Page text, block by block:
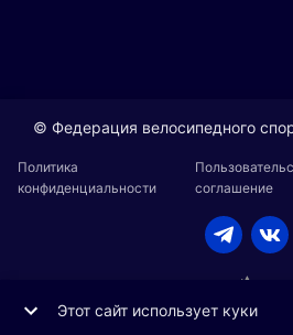
© Федерация велосипедного
Политика
конфиденциальности
соглашение
Этот сайт использует куки